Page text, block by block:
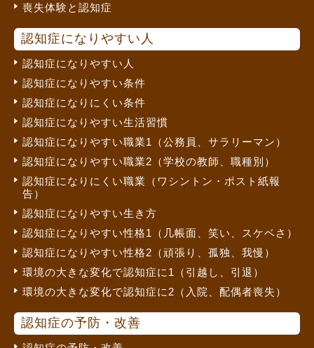
喪失体験と認知症
認知症になりやすい人
認知症になりやすい人
認知症になりやすい条件
認知症になりにくい条件
認知症になりやすい生活習慣
認知症になりやすい職業1（公務員、サラリーマン）
認知症になりやすい職業2（学校の教師、職種別）
認知症になりにくい職業（ワシントン・ポスト紙報
告）
認知症になりやすい生き方
認知症になりやすい性格1（几帳面、笑い、スケベさ）
認知症になりやすい性格2（頑張り、孤独、我慢）
環境の大きな変化で認知症に1（引越し、引退）
環境の大きな変化で認知症に2（入院、配偶者喪失）
認知症の予防・改善